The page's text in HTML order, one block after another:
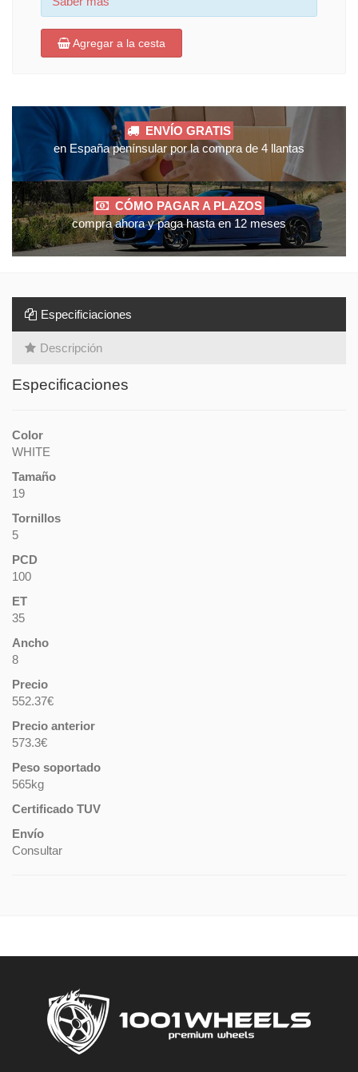
Agregar a la cesta
ENVÍO GRATIS
en España penínsular por la compra de 4 llantas
CÓMO PAGAR A PLAZOS
compra ahora y paga hasta en 12 meses
Especificiaciones
Descripción
Especificaciones
Color
WHITE
Tamaño
19
Tornillos
5
PCD
100
ET
35
Ancho
8
Precio
552.37€
Precio anterior
573.3€
Peso soportado
565kg
Certificado TUV
Envío
Consultar